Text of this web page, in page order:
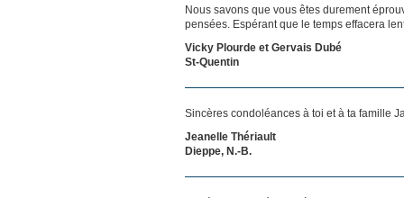
Nous savons que vous êtes durement
pensées. Espérant que le temps effacera
Vicky Plourde et Gervais Dubé
St-Quentin
Sincères condoléances à toi et à ta famille
Jeanelle Thériault
Dieppe, N.-B.